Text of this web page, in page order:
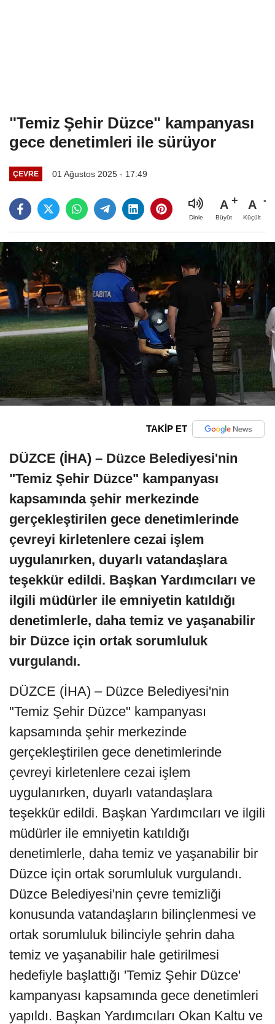
"Temiz Şehir Düzce" kampanyası
gece denetimleri ile sürüyor
ÇEVRE 01 Ağustos 2025 - 17:49
Dinle
A
Büyüt
A
Küçült
TAKİP ET
DÜZCE (İHA) – Düzce Belediyesi'nin
"Temiz Şehir Düzce" kampanyası
kapsamında şehir merkezinde
gerçekleştirilen gece denetimlerinde
çevreyi kirletenlere cezai işlem
uygulanırken, duyarlı vatandaşlara
teşekkür edildi. Başkan Yardımcıları ve
ilgili müdürler ile emniyetin katıldığı
denetimlerle, daha temiz ve yaşanabilir
bir Düzce için ortak sorumluluk
vurgulandı.
DÜZCE (İHA) – Düzce Belediyesi'nin
"Temiz Şehir Düzce" kampanyası
kapsamında şehir merkezinde
gerçekleştirilen gece denetimlerinde
çevreyi kirletenlere cezai işlem
uygulanırken, duyarlı vatandaşlara
teşekkür edildi. Başkan Yardımcıları ve ilgili
müdürler ile emniyetin katıldığı
denetimlerle, daha temiz ve yaşanabilir bir
Düzce için ortak sorumluluk vurgulandı.
Düzce Belediyesi'nin çevre temizliği
konusunda vatandaşların bilinçlenmesi ve
ortak sorumluluk bilinciyle şehrin daha
temiz ve yaşanabilir hale getirilmesi
hedefiyle başlattığı 'Temiz Şehir Düzce'
kampanyası kapsamında gece denetimleri
yapıldı. Başkan Yardımcıları Okan Kaltu ve